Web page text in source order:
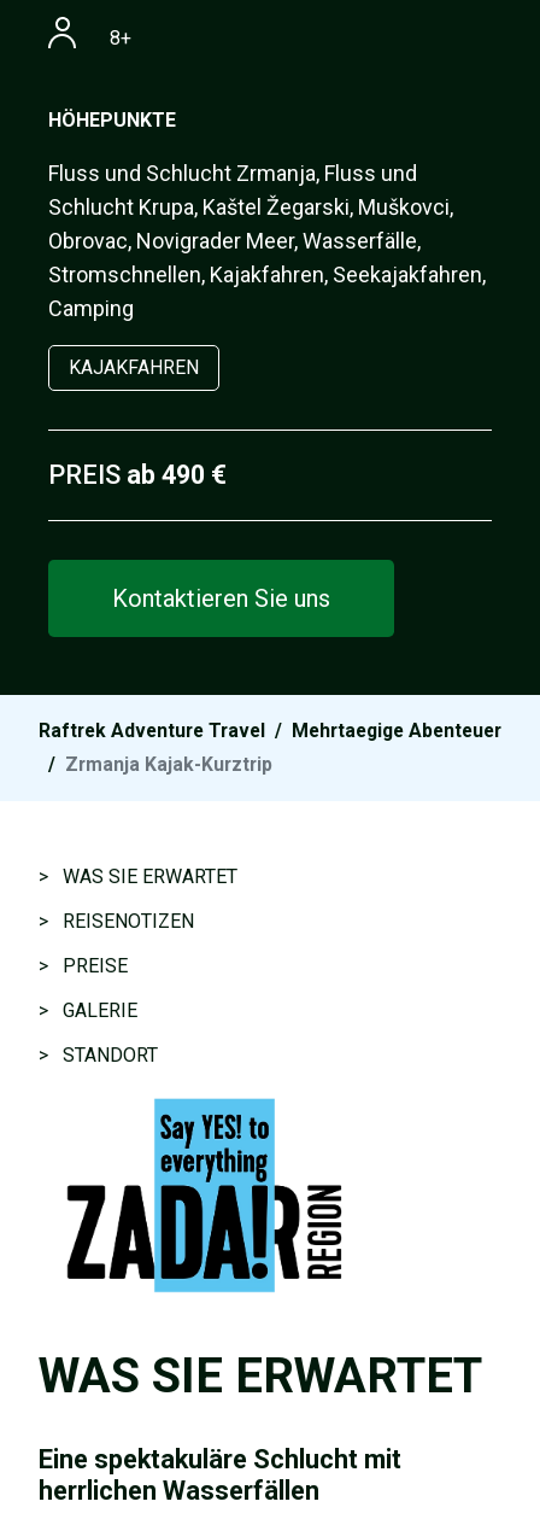
8+
HÖHEPUNKTE
Fluss und Schlucht Zrmanja, Fluss und
Schlucht Krupa, Kaštel Žegarski, Muškovci,
Obrovac, Novigrader Meer, Wasserfälle,
Stromschnellen, Kajakfahren, Seekajakfahren,
Camping
KAJAKFAHREN
PREIS ab 490 €
Kontaktieren Sie uns
Raftrek Adventure Travel / Mehrtaegige Abenteuer
/ Zrmanja Kajak-Kurztrip
> WAS SIE ERWARTET
> REISENOTIZEN
> PREISE
> GALERIE
> STANDORT
WAS SIE ERWARTET
Eine spektakuläre Schlucht mit
herrlichen Wasserfällen